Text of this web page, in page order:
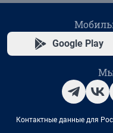
Google Play
Мы
Контактные данные для